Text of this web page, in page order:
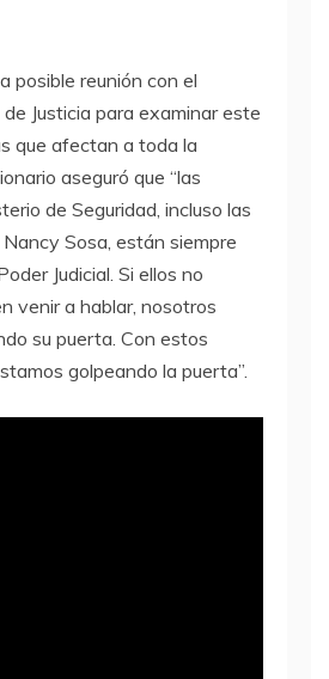
posible reunión con el
Justicia para examinar este
que afectan a toda la
aseguró que “las
de Seguridad, incluso las
Sosa, están siempre
Judicial. Si ellos no
venir a hablar, nosotros
su puerta. Con estos
golpeando la puerta”.